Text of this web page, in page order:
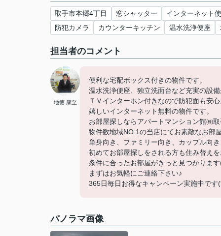
取手市本郷4丁目 窓シャッター
インターネット
防犯カメラ
カウンターキッチン 温水洗浄便座
担当者のコメント
地徳 康至
便利な宅配ボックス付きの物件です。
温水洗浄便座、独立洗面台など充実の設
ＴＶインターホン付きなので防犯面も安
嬉しいインターネット無料の物件です。
お部屋探しならアパートマンション館㈱
物件数地域NO.1の当店にてお素敵なお部
単身向き、ファミリー向き、カップル向
初めてお部屋探しをされる方も住み替え
条件に合ったお部屋がきっと見つかりま
まずはお気軽にご連絡下さい♪
365日毎日お得なキャンペーン実施中で
パノラマ画像